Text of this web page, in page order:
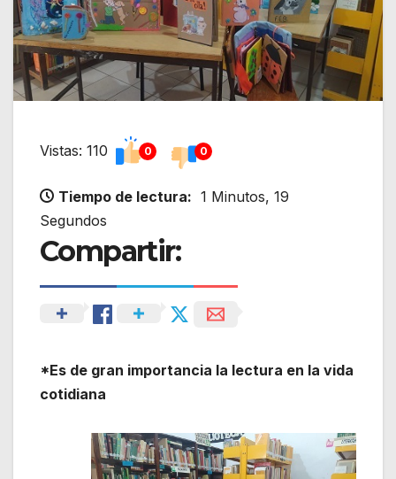
Vistas: 110 0 0
Tiempo de lectura: 1 Minutos, 19
Segundos
Compartir:
*Es de gran importancia la lectura en la vida
cotidiana